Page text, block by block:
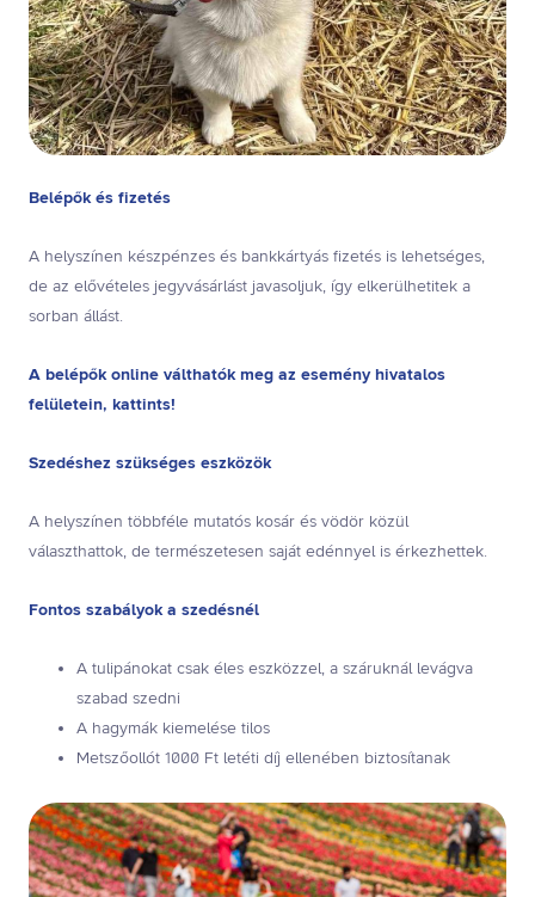
Belépők és fizetés
A helyszínen készpénzes és bankkártyás fizetés is lehetséges,
de az elővételes jegyvásárlást javasoljuk, így elkerülhetitek a
sorban állást.
A belépők online válthatók meg az esemény hivatalos
felületein, kattints!
Szedéshez szükséges eszközök
A helyszínen többféle mutatós kosár és vödör közül
választhattok, de természetesen saját edénnyel is érkezhettek.
Fontos szabályok a szedésnél
A tulipánokat csak éles eszközzel, a száruknál levágva
szabad szedni
A hagymák kiemelése tilos
Metszőollót 1000 Ft letéti díj ellenében biztosítanak